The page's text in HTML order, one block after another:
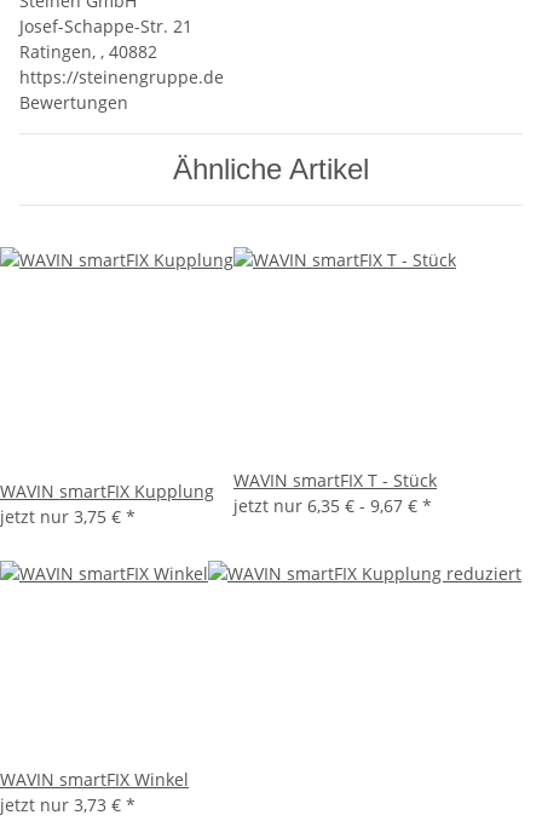
Josef-Schappe-Str. 21
Ratingen, , 40882
https://steinengruppe.de
Bewertungen
Ähnliche Artikel
WAVIN smartFIX Kupplung
jetzt nur 3,75 € *
WAVIN smartFIX T - Stück
jetzt nur 6,35 € - 9,67 € *
WAVIN smartFIX Winkel
jetzt nur 3,73 € *